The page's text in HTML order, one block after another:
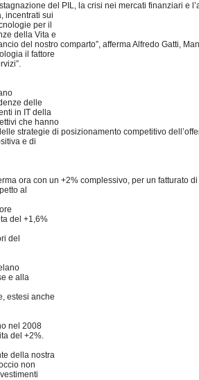
del PIL, la crisi nei mercati finanziari
incentrati sui
per il
della Vita e
del nostro comparto”, afferma Alfredo Gatti,
il fattore
delle
in IT della
che hanno
strategie di posizionamento competitivo
e di
ora con un +2% complessivo, per un fatturato
al
del +1,6%
del
e alla
estesi anche
nel 2008
del +2%.
della nostra
non